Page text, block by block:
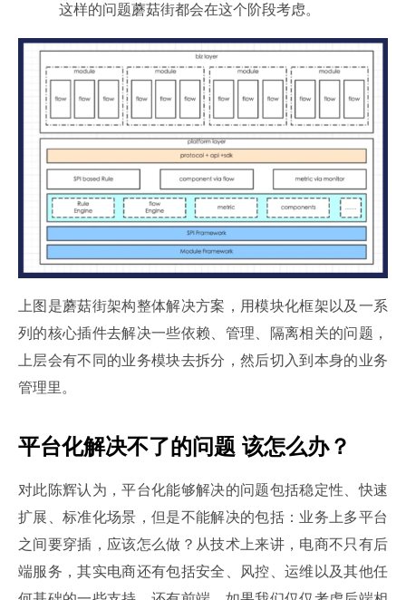
这样的问题蘑菇街都会在这个阶段考虑。
上图是蘑菇街架构整体解决方案，用模块化框架以及一系
列的核心插件去解决一些依赖、管理、隔离相关的问题，
上层会有不同的业务模块去拆分，然后切入到本身的业务
管理里。
平台化解决不了的问题 该怎么办？
对此陈辉认为，平台化能够解决的问题包括稳定性、快速
扩展、标准化场景，但是不能解决的包括：业务上多平台
之间要穿插，应该怎么做？从技术上来讲，电商不只有后
端服务，其实电商还有包括安全、风控、运维以及其他任